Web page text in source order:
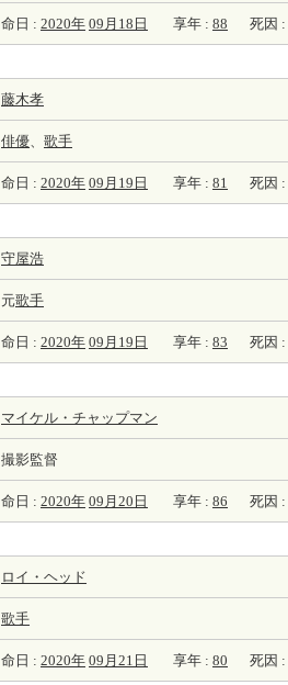
命日 : 2020年 09月18日 享年 : 88 死因 :
藤木孝
俳優、 歌手
命日 : 2020年 09月19日 享年 : 81 死因 :
守屋浩
元歌手
命日 : 2020年 09月19日 享年 : 83 死因 :
マイケル・チャップマン
撮影監督
命日 : 2020年 09月20日 享年 : 86 死因 :
ロイ・ヘッド
歌手
命日 : 2020年 09月21日 享年 : 80 死因 :